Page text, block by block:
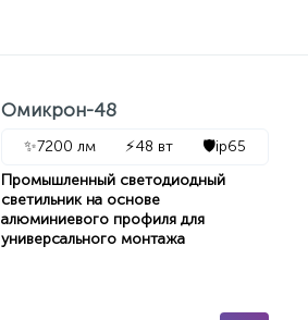
Омикрон-48
✨7200 лм ⚡48 вт 🛡️ip65
Промышленный светодиодный
светильник на основе
алюминиевого профиля для
универсального монтажа